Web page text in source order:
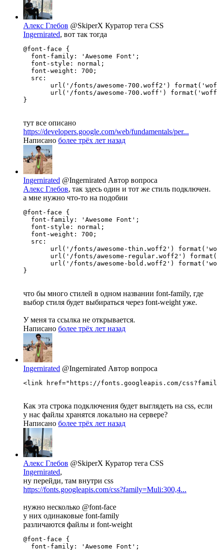
Алекс Глебов @SkiperX Куратор тега CSS
Ingernirated, вот так тогда
@font-face {
  font-family: 'Awesome Font';
  font-style: normal;
  font-weight: 700;
  src:
url('/fonts/awesome-700.woff2')
url('/fonts/awesome-700.woff')
}
тут все описано
https://developers.google.com/web/fundamentals/per...
Написано более трёх лет назад
Ingernirated @Ingernirated Автор вопроса
Алекс Глебов, так здесь один и тот же стиль подключен.
а мне нужно что-то на подобии
@font-face {
  font-family: 'Awesome Font';
  font-style: normal;
  font-weight: 700;
  src:
url('/fonts/awesome-thin.woff2')
url('/fonts/awesome-regular.woff2')
url('/fonts/awesome-bold.woff2')
}
что бы много стилей в одном названии font-family, где
выбор стиля будет выбираться через font-weight уже.
У меня та ссылка не открывается.
Написано более трёх лет назад
Ingernirated @Ingernirated Автор вопроса
<link href="https://fonts.googleapis.com/
Как эта строка подключения будет выглядеть на css, если
у нас файлы хранятся локально на сервере?
Написано более трёх лет назад
Алекс Глебов @SkiperX Куратор тега CSS
Ingernirated,
ну перейди, там внутри css
https://fonts.googleapis.com/css?family=Muli:300,4...
нужно несколько @font-face
у них одинаковые font-family
различаются файлы и font-weight
@font-face {
  font-family: 'Awesome Font';